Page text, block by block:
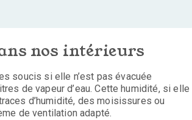
nos intérieurs
soucis si elle n’est pas évacuée
de vapeur d’eau. Cette humidité, si elle
d’humidité, des moisissures ou
de ventilation adapté.